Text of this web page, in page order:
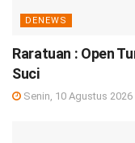
DENEWS
Raratuan : Open
Suci
Senin, 10 Agustus 2026